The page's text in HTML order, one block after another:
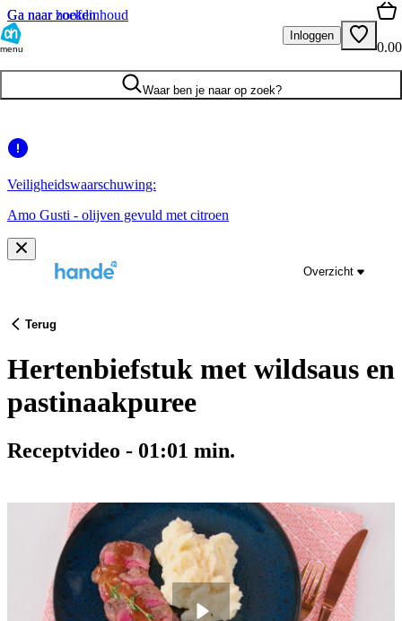
Ga naar hoofdinhoud
Ga naar zoeken
menu
Inloggen
0.00
Waar ben je naar op zoek?
Veiligheidswaarschuwing:
Amo Gusti - olijven gevuld met citroen
Overzicht
Terug
Hertenbiefstuk met wildsaus en
pastinaakpuree
Receptvideo - 01:01 min.